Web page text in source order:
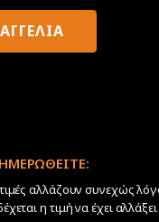
αλλάζουν συνεχώς
η τιμή να έχει